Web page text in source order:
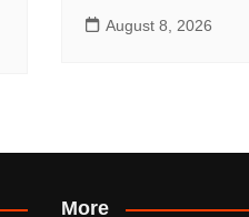
August 8, 2026
More